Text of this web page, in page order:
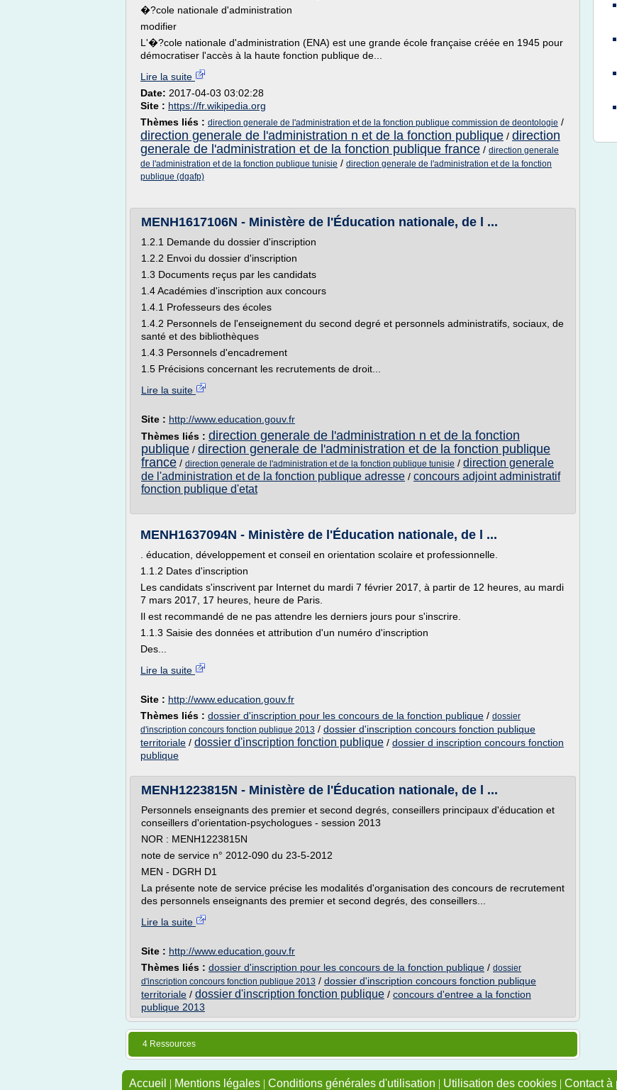
�?cole nationale d'administration
modifier
L'�?cole nationale d'administration (ENA) est une grande école française créée en 1945 pour
démocratiser l'accès à la haute fonction publique de...
Lire la suite
Date: 2017-04-03 03:02:28
Site : https://fr.wikipedia.org
Thèmes liés : direction generale de l'administration et de la fonction publique commission de deontologie /
direction generale de l'administration n et de la fonction publique / direction
generale de l'administration et de la fonction publique france / direction generale
de l'administration et de la fonction publique tunisie / direction generale de l'administration et de la fonction
publique (dgafp)
MENH1617106N - Ministère de l'Éducation nationale, de l ...
1.2.1 Demande du dossier d'inscription
1.2.2 Envoi du dossier d'inscription
1.3 Documents reçus par les candidats
1.4 Académies d'inscription aux concours
1.4.1 Professeurs des écoles
1.4.2 Personnels de l'enseignement du second degré et personnels administratifs, sociaux, de
santé et des bibliothèques
1.4.3 Personnels d'encadrement
1.5 Précisions concernant les recrutements de droit...
Lire la suite
Site : http://www.education.gouv.fr
Thèmes liés : direction generale de l'administration n et de la fonction
publique / direction generale de l'administration et de la fonction publique
france / direction generale de l'administration et de la fonction publique tunisie / direction generale
de l'administration et de la fonction publique adresse / concours adjoint administratif
fonction publique d'etat
MENH1637094N - Ministère de l'Éducation nationale, de l ...
. éducation, développement et conseil en orientation scolaire et professionnelle.
1.1.2 Dates d'inscription
Les candidats s'inscrivent par Internet du mardi 7 février 2017, à partir de 12 heures, au mardi
7 mars 2017, 17 heures, heure de Paris.
Il est recommandé de ne pas attendre les derniers jours pour s'inscrire.
1.1.3 Saisie des données et attribution d'un numéro d'inscription
Des...
Lire la suite
Site : http://www.education.gouv.fr
Thèmes liés : dossier d'inscription pour les concours de la fonction publique / dossier
d'inscription concours fonction publique 2013 / dossier d'inscription concours fonction publique
territoriale / dossier d'inscription fonction publique / dossier d inscription concours fonction
publique
MENH1223815N - Ministère de l'Éducation nationale, de l ...
Personnels enseignants des premier et second degrés, conseillers principaux d'éducation et
conseillers d'orientation-psychologues - session 2013
NOR : MENH1223815N
note de service n° 2012-090 du 23-5-2012
MEN - DGRH D1
La présente note de service précise les modalités d'organisation des concours de recrutement
des personnels enseignants des premier et second degrés, des conseillers...
Lire la suite
Site : http://www.education.gouv.fr
Thèmes liés : dossier d'inscription pour les concours de la fonction publique / dossier
d'inscription concours fonction publique 2013 / dossier d'inscription concours fonction publique
territoriale / dossier d'inscription fonction publique / concours d'entree a la fonction
publique 2013
4 Ressources
Accueil | Mentions légales | Conditions générales d'utilisation | Utilisation des cookies | Contact à